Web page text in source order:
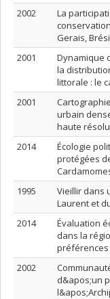
2002
La
Gerais,
2001
Dynamique
la
littorale : le
2001
urbain
haute
2014
Écologie
protégées
1995
Vieillir dans
Laurent et
2014
Évaluation
dans la
2002
d&apos;un